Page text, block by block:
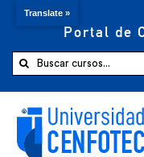
Portal de
Buscar:
Translate »